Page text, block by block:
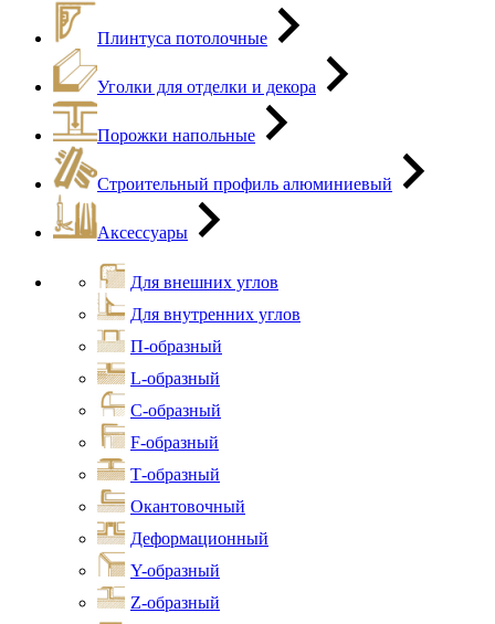
Плинтуса потолочные
Уголки для отделки и декора
Порожки напольные
Строительный профиль алюминиевый
Аксессуары
Для внешних углов
Для внутренних углов
П-образный
L-образный
С-образный
F-образный
Т-образный
Окантовочный
Деформационный
Y-образный
Z-образный